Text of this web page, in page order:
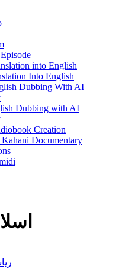
into English
Into English
Dubbing With AI
Dubbing with AI
Creation
Kahani Documentary